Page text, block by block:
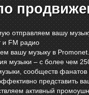
отправляем вашу
и FM радио
вашу музыку в
музыки – с более чем
сообществ
представить
активный промоушн